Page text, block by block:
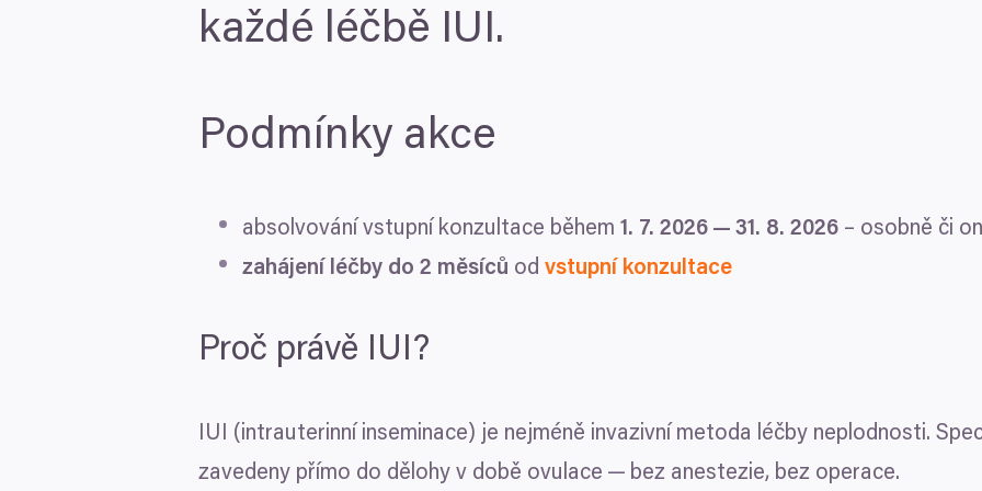
Zodpovědné používání vašich údajů
pro uchování a přístup k informacím na vašem zařízení, abychom vám mohli nabízet
k jakým účelům.
každé léčbě IUI.
Podmínky akce
absolvování vstupní konzultace během 1 . 7. 2026 — 31 . 8. 2026 – osobně či
zahájení léčby do 2 měsíců od vstupní konzultace
Proč právě IUI?
IUI
(intrauterinní inseminace) je nejméně invazivní metoda léčby neplodnosti.
zavedeny přímo do dělohy v době ovulace — bez anestezie, bez operace.